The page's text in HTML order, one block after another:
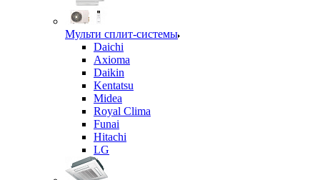
Мульти сплит-системы
Daichi
Axioma
Daikin
Kentatsu
Midea
Royal Clima
Funai
Hitachi
LG